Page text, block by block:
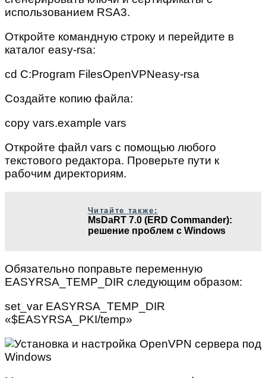
использованием RSA3.
Откройте командную строку и перейдите в
каталог easy-rsa:
cd C:Program FilesOpenVPNeasy-rsa
Создайте копию файла:
copy vars.example vars
Откройте файл vars с помощью любого
текстового редактора. Проверьте пути к
рабочим директориям.
Читайте также:
MsDaRT 7.0 (ERD Commander):
решение проблем с Windows
Обязательно поправьте переменную
EASYRSA_TEMP_DIR следующим образом:
set_var EASYRSA_TEMP_DIR
«$EASYRSA_PKI/temp»